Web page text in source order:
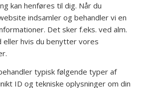
kan henføres til dig. Når du
indsamler og behandler vi en
Det sker f.eks. ved alm.
eller hvis du benytter vores
typisk følgende typer af
ID og tekniske oplysninger om din